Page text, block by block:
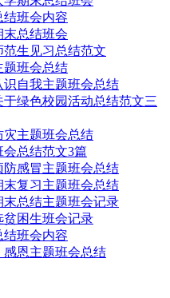
班会内容
末总结班会
生见习总结范文
题班会总结
自我主题班会总结
绿色校园活动总结范文三
灾主题班会总结
总结范文3篇
感冒主题班会总结
复习主题班会总结
总结主题班会记录
困生班会记录
班会内容
恩主题班会总结